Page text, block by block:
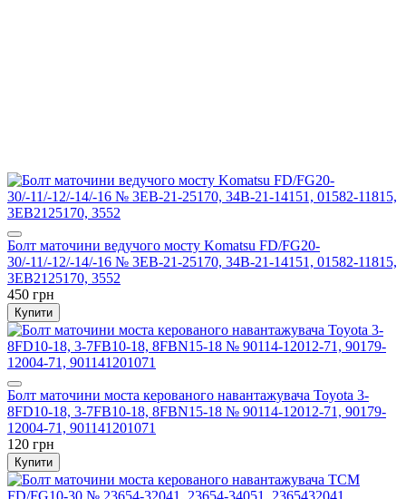
Болт маточини ведучого мосту Komatsu FD/FG20-
30/-11/-12/-14/-16 № 3EB-21-25170, 34B-21-14151, 01582-11815,
3EB2125170, 3552
450 грн
Купити
Болт маточини моста керованого навантажувача Toyota 3-
8FD10-18, 3-7FB10-18, 8FBN15-18 № 90114-12012-71, 90179-
12004-71, 901141201071
120 грн
Купити